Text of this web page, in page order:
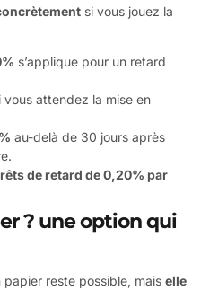
si vous jouez la
s’applique pour un retard
vous attendez la mise en
au-delà de 30 jours après
de retard de 0,20% par
? une option qui
reste possible, mais elle